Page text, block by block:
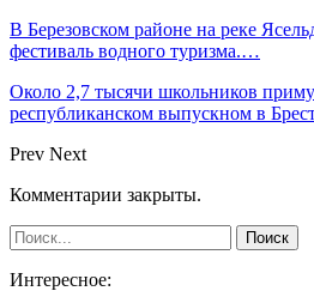
В Березовском районе на реке
фестиваль водного туризма.…
Около 2,7 тысячи школьников
республиканском выпускном в
Prev Next
Комментарии закрыты.
Интересное: